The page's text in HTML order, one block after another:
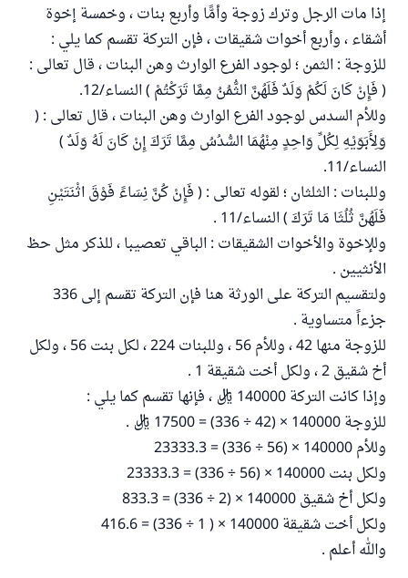
إذا مات الرجل وترك زوجة وأمًّا وأربع بنات ، وخمسة إخوة
أشقاء ، وأربع أخوات شقيقات ، فإن التركة تقسم كما يلي :
للزوجة : الثمن ؛ لوجود الفرع الوارث وهن البنات ، قال تعالى :
( فَإِنْ كَانَ لَكُمْ وَلَدٌ فَلَهُنَّ الثُّمُنُ مِمَّا تَرَكْتُمْ ) النساء/12.
وللأم السدس لوجود الفرع الوارث وهن البنات ، قال تعالى : (
وَلِأَبَوَيْهِ لِكُلِّ وَاحِدٍ مِنْهُمَا السُّدُسُ مِمَّا تَرَكَ إِنْ كَانَ لَهُ وَلَدٌ )
النساء/11.
وللبنات : الثلثان ؛ لقوله تعالى : ( فَإِنْ كُنَّ نِسَاءً فَوْقَ اثْنَتَيْنِ
فَلَهُنَّ ثُلُثَا مَا تَرَكَ ) النساء/11 .
وللإخوة والأخوات الشقيقات : الباقي تعصيبا ، للذكر مثل حظ
الأنثيين .
ولتقسيم التركة على الورثة هنا فإن التركة تقسم إلى 336
جزءاً متساوية .
للزوجة منها 42 ، وللأم 56 ، وللبنات 224 ، لكل بنت 56 ، ولكل
أخ شقيق 2 ، ولكل أخت شقيقة 1 .
وإذا كانت التركة 140000 ريال ، فإنها تقسم كما يلي :
للزوجة 140000 × (42 ÷ 336) = 17500 ريال .
وللأم 140000 × (56 ÷ 336) = 23333.3
ولكل بنت 140000 × (56 ÷ 336) = 23333.3
ولكل أخ شقيق 140000 × (2 ÷ 336) = 833.3
ولكل أخت شقيقة 140000 × ( 1 ÷ 336) = 416.6
والله أعلم .